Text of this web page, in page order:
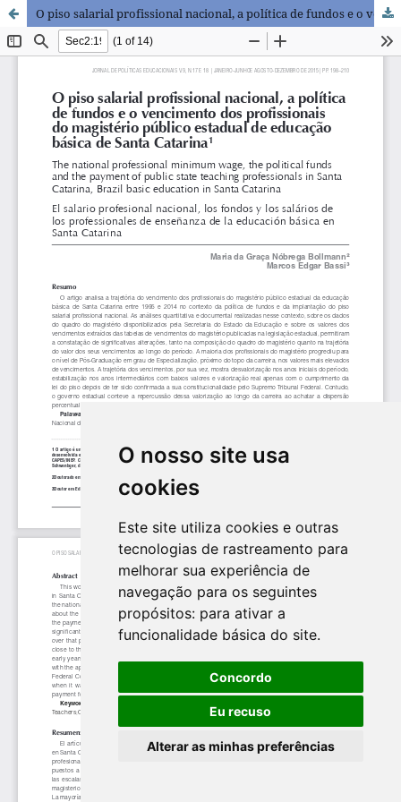
O nosso site usa
cookies
Este site utiliza cookies e outras
tecnologias de rastreamento para
melhorar sua experiência de
navegação para os seguintes
propósitos: para ativar a
funcionalidade básica do site.
Concordo
Eu recuso
Alterar as minhas preferências
O piso salarial profissional nacional, a política de fundos e o vencimento dos profissionais do magistério público estadual de educação básica de Santa Catarina